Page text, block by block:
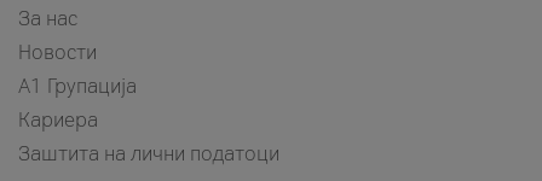
За нас
Новости
А1 Групација
Кариера
Заштита на лични податоци